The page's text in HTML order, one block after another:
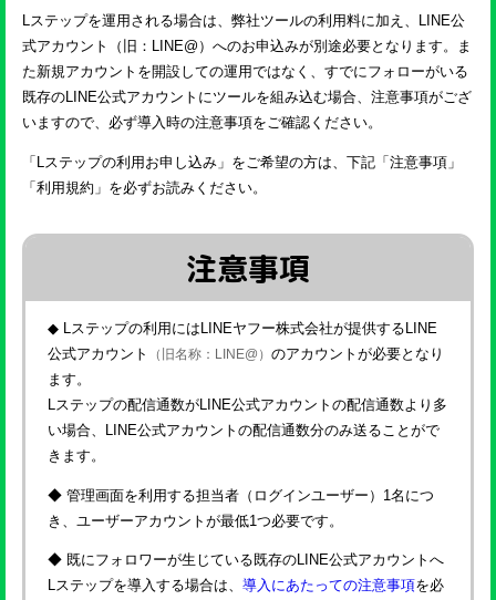
Lステップを運用される場合は、弊社ツールの利用料に加え、LINE公
式アカウント（旧：LINE@）へのお申込みが別途必要となります。ま
た新規アカウントを開設しての運用ではなく、すでにフォローがいる
既存のLINE公式アカウントにツールを組み込む場合、注意事項がござ
いますので、必ず導入時の注意事項をご確認ください。
「Lステップの利用お申し込み」をご希望の方は、下記「注意事項」
「利用規約」を必ずお読みください。
注意事項
◆ Lステップの利用にはLINEヤフー株式会社が提供するLINE
公式アカウント
（旧名称：LINE@） のアカウントが必要となり
ます。
Lステップの配信通数がLINE公式アカウントの配信通数より多
い場合、LINE公式アカウントの配信通数分のみ送ることがで
きます。
◆ 管理画面を利用する担当者（ログインユーザー）1名につ
き、ユーザーアカウントが最低1つ必要です。
◆ 既にフォロワーが生じている既存のLINE公式アカウントへ
Lステップを導入する場合は、 導入にあたっての注意事項を必